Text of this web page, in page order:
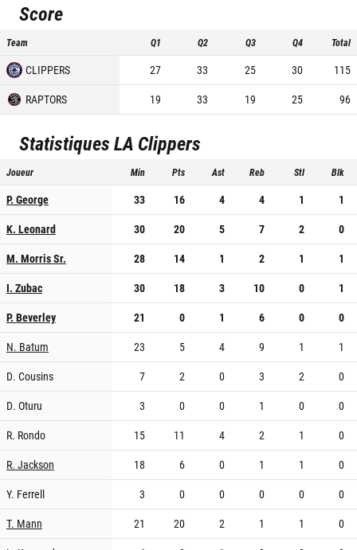
Score
Team Q1 Q2 Q3 Q4 Total
CLIPPERS 27 33 25 30
115
RAPTORS
19 33 19 25 96
StatistiquesLA Clippers
Joueur Min Pts Ast Reb Stl Blk
P. George 33 16 4 4 1
1
K. Leonard
30 20 5 7 2
0
M. Morris Sr.
28 14 1 2 1
1
I. Zubac
30 18 3 10 0
1
P. Beverley
21 0 1 6 0
0
N. Batum
23 5 4 9 1
1
D. Cousins
7 2 0 3 2
0
D. Oturu
3 0 0 1 0
0
R. Rondo
15 11 4 2 1
0
R. Jackson
18 6 0 1 1
0
Y. Ferrell
3 0 0 0 0
0
T. Mann
21 20 2 1 1
0